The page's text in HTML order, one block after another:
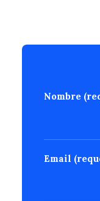
Nombre
Email